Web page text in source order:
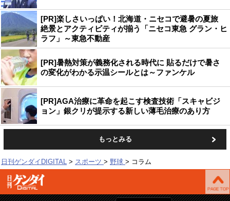
[PR]楽しさいっぱい！北海道・ニセコで避暑の夏旅
絶景とアクティビティが揃う「ニセコ東急 グラン・ヒ
ラフ」～東急不動産
[PR]暑熱対策が義務化される時代に 貼るだけで暑さ
の変化がわかる示温シールとは～ファンケル
[PR]AGA治療に革命を起こす検査技術「スキャビジ
ョン」銀クリが提示する新しい薄毛治療のあり方
もっとみる
日刊ゲンダイDIGITAL スポーツ 野球 コラム